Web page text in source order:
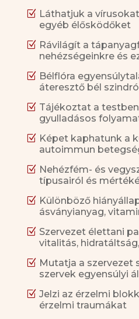
Z Láthatjuk a
egyéb élősködőket
Z Rávilágít a
nehézségeinkre és
Z Bélflóra
áteresztő bél
Z Tájékoztat a
gyulladásos
Z Képet kaphatunk a
autoimmun
Z Nehézfém- és
típusairól és
Z Különböző
ásványianyag,
Z Szervezet élettani
vitalitás,
Z Mutatja a szervezet
szervek egyensúlyi
Z Jelzi az érzelmi
érzelmi traumákat